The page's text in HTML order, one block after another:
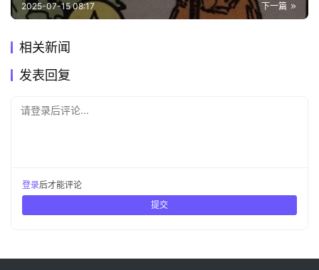
下一篇
2025-07-15 08:17
相关新闻
发表回复
请登录后评论...
登录后才能评论
提交